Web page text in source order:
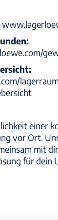
einer
vor Ort.
mit
für dein